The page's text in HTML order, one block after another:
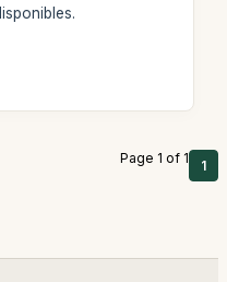
Page 1 of 1 1